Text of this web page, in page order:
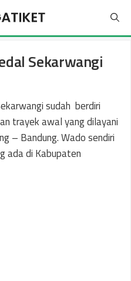
Sekarwangi
sudah berdiri
trayek awal yang dilayani
– Bandung. Wado sendiri
ada di Kabupaten